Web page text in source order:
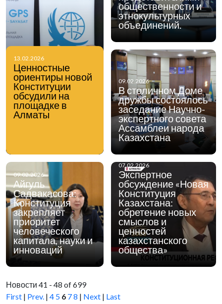
13.02.2026
Ценностные
ориентиры новой
Конституции
обсудили на
площадке в
Алматы
общественности и
этнокультурных
объединений.
09.02.2026
В столичном Доме
дружбы состоялось
заседание Научно-
экспертного совета
Ассамблеи народа
Казахстана
09.02.2026
Айгуль
Садвакасова:
Конституция
закрепляет
приоритет
человеческого
капитала, науки и
инноваций
07.02.2026
Экспертное
обсуждение «Новая
Конституция
Казахстана:
обретение новых
смыслов и
ценностей
казахстанского
общества»
Новости 41 - 48 of 699
First | Prev. | 4 5 6 78 | Next | Last